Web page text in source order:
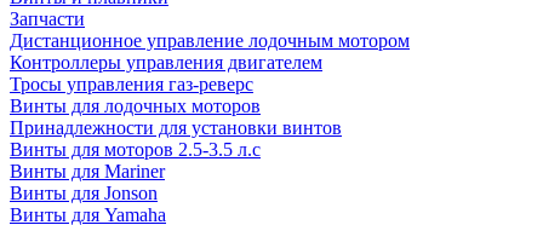
Запчасти
Дистанционное управление лодочным мотором
Контроллеры управления двигателем
Тросы управления газ-реверс
Винты для лодочных моторов
Принадлежности для установки винтов
Винты для моторов 2.5-3.5 л.с
Винты для Mariner
Винты для Jonson
Винты для Yamaha